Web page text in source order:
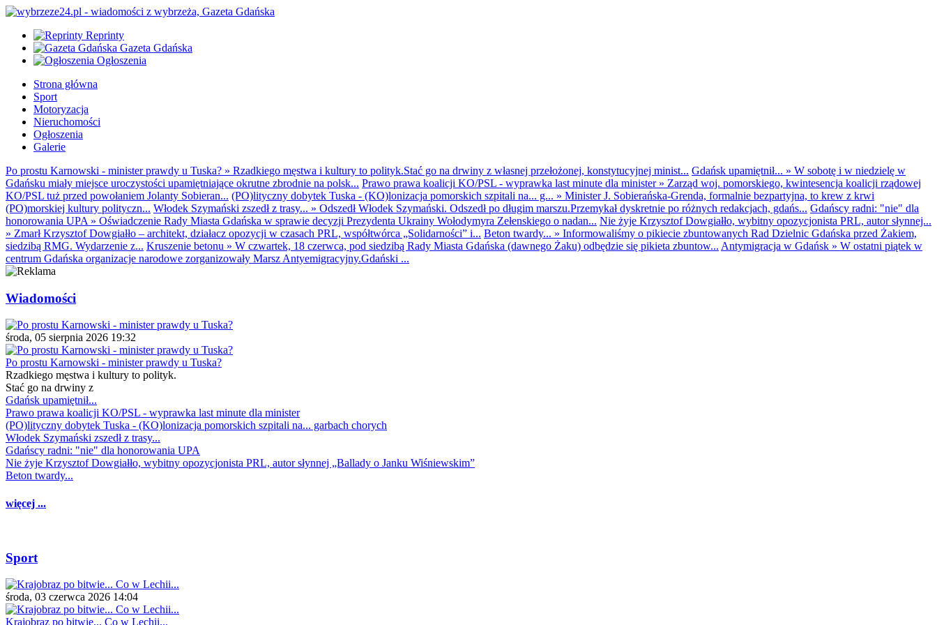
Reprinty
Gazeta Gdańska
Ogłoszenia
Strona główna
Sport
Motoryzacja
Nieruchomości
Ogłoszenia
Galerie
Po prostu Karnowski - minister prawdy u Tuska? » Rzadkiego męstwa i kultury to polityk.Stać go na drwiny z własnej przełożonej, konstytucyjnej minist... Gdańsk upamiętnił... » W sobotę i w niedzielę w
Gdańsku miały miejsce uroczystości upamiętniające okrutne zbrodnie na polsk... Prawo prawa koalicji KO/PSL - wyprawka last minute dla minister» Zarząd woj. pomorskiego, kwintesencja koalicji rządowej
KO/PSL tuż przed powołaniem Jolanty Sobieran... (PO)lityczny dobytek Tuska - (KO)lonizacja pomorskich szpitali na... g... » Minister J. Sobierańska-Grenda, formalnie bezpartyjna, to krew z krwi
(PO)morskiej kultury polityczn... Włodek Szymański zszedł z trasy... » Odszedł Włodek Szymański. Odszedł po długim marszu.Przemykał dyskretnie po różnych redakcjach, gdańs... Gdańscy radni: "nie" dla
honorowania UPA » Oświadczenie Rady Miasta Gdańska w sprawie decyzji Prezydenta Ukrainy Wołodymyra Zełenskiego o nadan... Nie żyje Krzysztof Dowgiałło, wybitny opozycjonista PRL, autor słynnej...
» Zmarł Krzysztof Dowgiałło – architekt, działacz opozycji w czasach PRL, współtwórca „Solidarności” i... Beton twardy... » Informowaliśmy o pikiecie zbuntowanych Rad Dzielnic Gdańska przed Żakiem,
siedzibą RMG. Wydarzenie z... Kruszenie betonu » W czwartek, 18 czerwca, pod siedzibą Rady Miasta Gdańska (dawnego Żaku) odbędzie się pikieta zbuntow... Antymigracja w Gdańsk » W ostatni piątek w
centrum Gdańska organizacje narodowe zorganizowały Marsz Antyemigracyjny.Gdański ...
Wiadomości
środa, 05 sierpnia 2026 19:32
Po prostu Karnowski - minister prawdy u Tuska?
Rzadkiego męstwa i kultury to polityk.
Stać go na drwiny z
Gdańsk upamiętnił...
Prawo prawa koalicji KO/PSL - wyprawka last minute dla minister
(PO)lityczny dobytek Tuska - (KO)lonizacja pomorskich szpitali na... garbach chorych
Włodek Szymański zszedł z trasy...
Gdańscy radni: "nie" dla honorowania UPA
Nie żyje Krzysztof Dowgiałło, wybitny opozycjonista PRL, autor słynnej „Ballady o Janku Wiśniewskim”
Beton twardy...
więcej ...
Sport
środa, 03 czerwca 2026 14:04
Krajobraz po bitwie... Co w Lechii...